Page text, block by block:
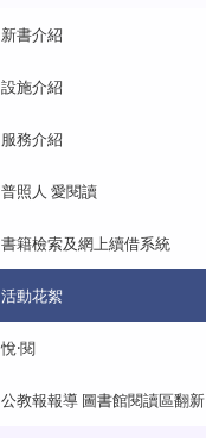
新書介紹
設施介紹
服務介紹
普照人 愛閱讀
書籍檢索及網上續借系統
活動花絮
悅·閱
公教報報導 圖書館閱讀區翻新